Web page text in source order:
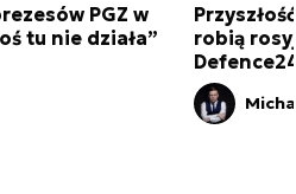
PGZ w
tu nie działa”
robią